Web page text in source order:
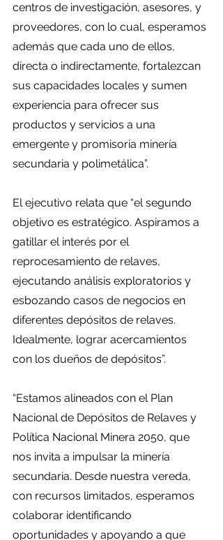
centros de investigación, asesores, y
proveedores, con lo cual, esperamos
además que cada uno de ellos,
directa o indirectamente, fortalezcan
sus capacidades locales y sumen
experiencia para ofrecer sus
productos y servicios a una
emergente y promisoria minería
secundaria y polimetálica”.
El ejecutivo relata que “el segundo
objetivo es estratégico. Aspiramos a
gatillar el interés por el
reprocesamiento de relaves,
ejecutando análisis exploratorios y
esbozando casos de negocios en
diferentes depósitos de relaves.
Idealmente, lograr acercamientos
con los dueños de depósitos”.
“Estamos alineados con el Plan
Nacional de Depósitos de Relaves y
Política Nacional Minera 2050, que
nos invita a impulsar la minería
secundaria. Desde nuestra vereda,
con recursos limitados, esperamos
colaborar identificando
oportunidades y apoyando a que